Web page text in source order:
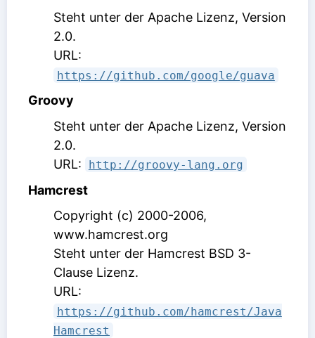
Steht unter der Apache Lizenz, Version
2.0.
URL:
https://github.com/google/guava
Groovy
Steht unter der Apache Lizenz, Version
2.0.
URL:
http://groovy-lang.org
Hamcrest
Copyright (c) 2000-2006,
www.hamcrest.org
Steht unter der Hamcrest BSD 3-
Clause Lizenz.
URL:
https://github.com/hamcrest/Java
Hamcrest